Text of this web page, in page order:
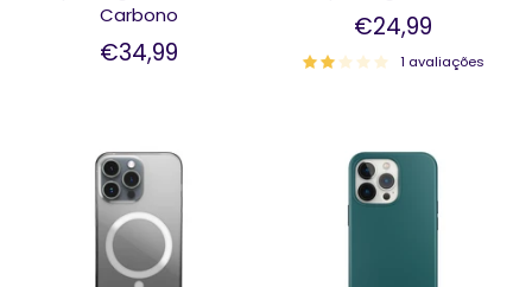
Carbono
€34,99
€24,99
1 avaliações